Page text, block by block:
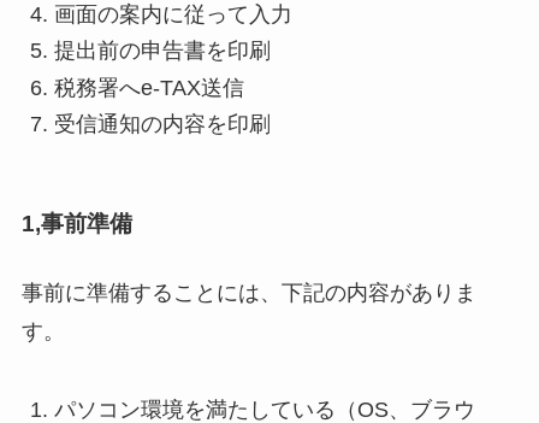
画面の案内に従って入力
提出前の申告書を印刷
税務署へe-TAX送信
受信通知の内容を印刷
1,事前準備
事前に準備することには、下記の内容がありま
す。
パソコン環境を満たしている（OS、ブラウ